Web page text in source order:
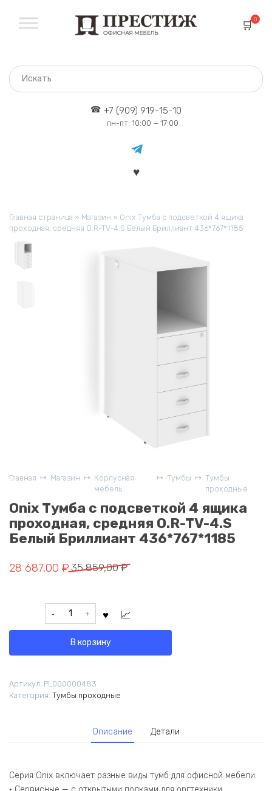
содержанию
0
+7 (909) 919-15-10
пн-пт: 10:00 — 17:00
Главная страница » Магазин » Onix Тумба с подсветкой 4 ящика
проходная, средняя O.R-TV-4.S Белый Бриллиант 436*767*1185
Главная Магазин
Корпусная
мебель
Тумбы
Тумбы
проходные
Onix Тумба с подсветкой 4 ящика
проходная, средняя O.R-TV-4.S
Белый Бриллиант 436*767*1185
35 859,00₽
Первоначальная
составляла
859,00 ₽.
28 687,00 ₽
Текущая
687,00 ₽.
Количество
товара
4
ящика
Белый
Бриллиант
В корзину
Артикул: PL000000483
Категория: Тумбы проходные
Описание Детали
Серия Onix включает разные виды тумб для офисной мебели: